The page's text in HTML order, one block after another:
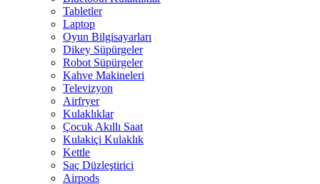
Tabletler
Laptop
Oyun Bilgisayarları
Dikey Süpürgeler
Robot Süpürgeler
Kahve Makineleri
Televizyon
Airfryer
Kulaklıklar
Çocuk Akıllı Saat
Kulakiçi Kulaklık
Kettle
Saç Düzleştirici
Airpods